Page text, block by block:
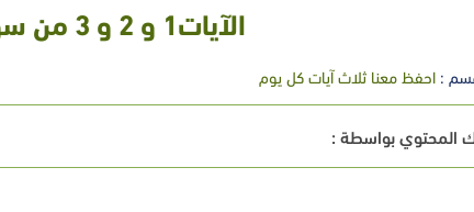
الآيات1 و 2 و 3 من سورة البقرة
:احفظ معنا ثلاث آيات كل يوم
المحتوي بواسطة :